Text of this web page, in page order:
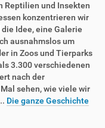
Reptilien und Insekten
konzentrieren wir
Idee, eine Galerie
ausnahmslos um
in Zoos und Tierparks
3.300 verschiedenen
nach der
sehen, wie viele wir
Die ganze Geschichte